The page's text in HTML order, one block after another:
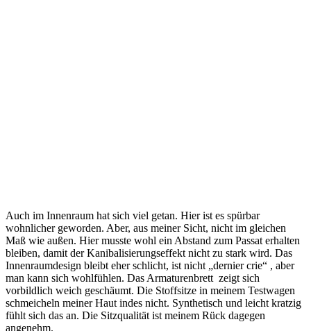
Auch im Innenraum hat sich viel getan. Hier ist es spürbar
wohnlicher geworden. Aber, aus meiner Sicht, nicht im gleichen
Maß wie außen. Hier musste wohl ein Abstand zum Passat erhalten
bleiben, damit der Kanibalisierungseffekt nicht zu stark wird. Das
Innenraumdesign bleibt eher schlicht, ist nicht „dernier crie“ , aber
man kann sich wohlfühlen. Das Armaturenbrett zeigt sich
vorbildlich weich geschäumt. Die Stoffsitze in meinem Testwagen
schmeicheln meiner Haut indes nicht. Synthetisch und leicht kratzig
fühlt sich das an. Die Sitzqualität ist meinem Rück dagegen
angenehm.